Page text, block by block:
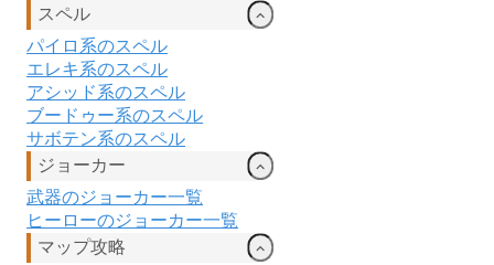
スペル
パイロ系のスペル
エレキ系のスペル
アシッド系のスペル
ブードゥー系のスペル
サボテン系のスペル
ジョーカー
武器のジョーカー一覧
ヒーローのジョーカー一覧
マップ攻略